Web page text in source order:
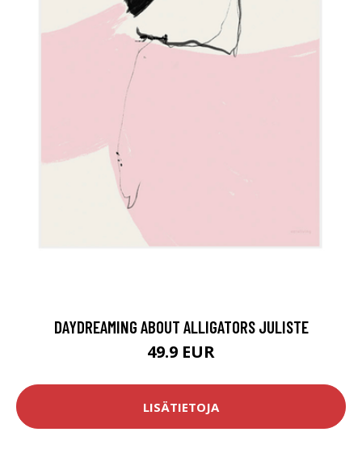
DAYDREAMING ABOUT ALLIGATORS JULISTE
49.9 EUR
LISÄTIETOJA